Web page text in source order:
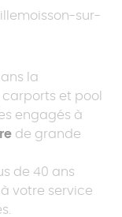
sur-
la
et pool
engagés à
de grande
de 40 ans
votre service